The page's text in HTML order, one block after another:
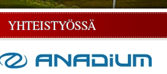
YHTEISTYÖSSÄ